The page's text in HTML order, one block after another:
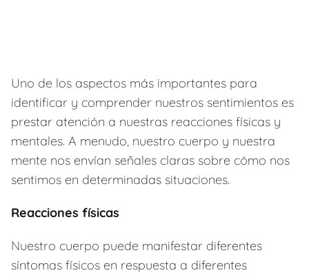
Uno de los aspectos más importantes para
identificar y comprender nuestros sentimientos es
prestar atención a nuestras reacciones físicas y
mentales. A menudo, nuestro cuerpo y nuestra
mente nos envían señales claras sobre cómo nos
sentimos en determinadas situaciones.
Reacciones físicas
Nuestro cuerpo puede manifestar diferentes
síntomas físicos en respuesta a diferentes